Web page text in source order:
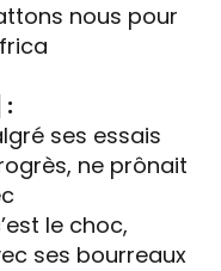
nous pour
:
ses essais
ne prônait
le choc,
ses bourreaux